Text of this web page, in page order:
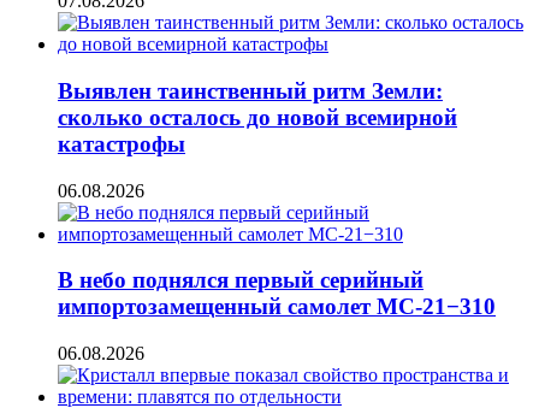
Выявлен таинственный ритм Земли:
сколько осталось до новой всемирной
катастрофы
06.08.2026
В небо поднялся первый серийный
импортозамещенный самолет МС-21−310
06.08.2026